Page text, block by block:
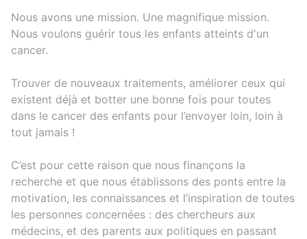
Nous avons une mission. Une magnifique mission.
Nous voulons guérir tous les enfants atteints d'un
cancer.
Trouver de nouveaux traitements, améliorer ceux qui
existent déjà et botter une bonne fois pour toutes
dans le cancer des enfants pour l’envoyer loin, loin à
tout jamais !
C’est pour cette raison que nous finançons la
recherche et que nous établissons des ponts entre la
motivation, les connaissances et l’inspiration de toutes
les personnes concernées : des chercheurs aux
médecins, et des parents aux politiques en passant